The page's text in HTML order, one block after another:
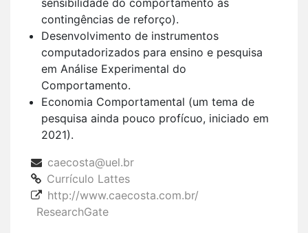
sensibilidade do comportamento às
contingências de reforço).
Desenvolvimento de instrumentos
computadorizados para ensino e pesquisa
em Análise Experimental do
Comportamento.
Economia Comportamental (um tema de
pesquisa ainda pouco profícuo, iniciado em
2021).
caecosta@uel.br
Currículo Lattes
http://www.caecosta.com.br/
ResearchGate